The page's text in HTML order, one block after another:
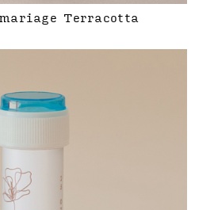
Terracotta